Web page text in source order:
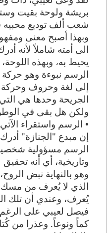
بريشة ولوحة بقيت
شعب ألف توديع محبيه
وبهذا أصبح معنى
الى أمته شاملاً لأنه
يحيط به، وبهذه
الرسم نبوءة وهو
إلى لغة وحروف
الجريحة وحدها هي
ولكن هل بقى في
• الرسم واستقراء
إن مبدع "الجنازة"
الرسم مسؤولية
وتاريخية، أي أنه
وهو بالنهاية نبض
الذي لا يُعرف من مسك
يُعرف، وعندي أن تلك
فيصل لعيبي على
كماً ونوعاً. وعذرا من